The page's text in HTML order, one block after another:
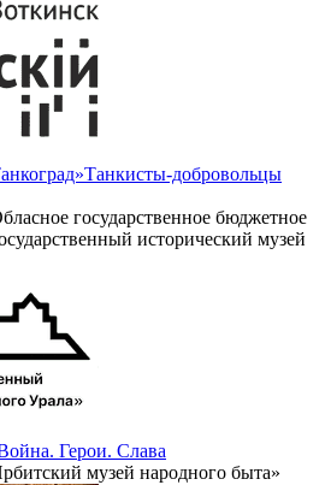
Танкисты-добровольцы
государственное бюджетное
исторический музей
Герои. Слава
музей народного быта»